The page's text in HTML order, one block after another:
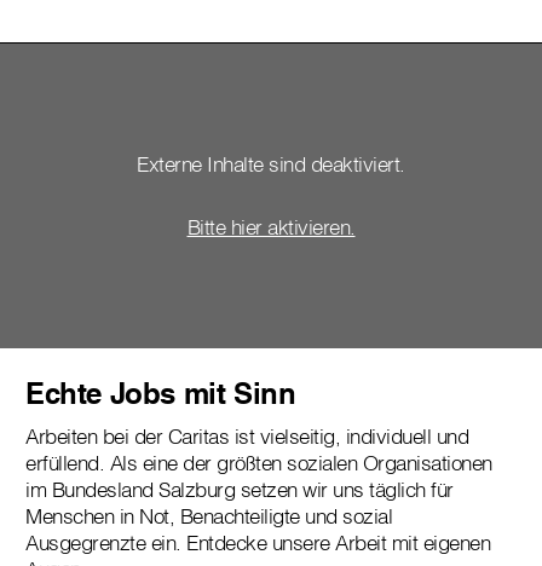
Externe Inhalte sind deaktiviert.
Bitte hier aktivieren.
Echte Jobs mit Sinn
Arbeiten bei der Caritas ist vielseitig, individuell und
erfüllend. Als eine der größten sozialen Organisationen
im Bundesland Salzburg setzen wir uns täglich für
Menschen in Not, Benachteiligte und sozial
Ausgegrenzte ein. Entdecke unsere Arbeit mit eigenen